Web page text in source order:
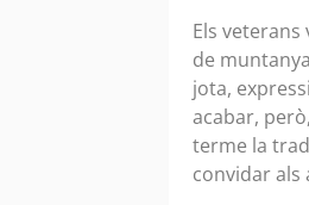
Els
de
jota,
acabar,
terme la
convidar als